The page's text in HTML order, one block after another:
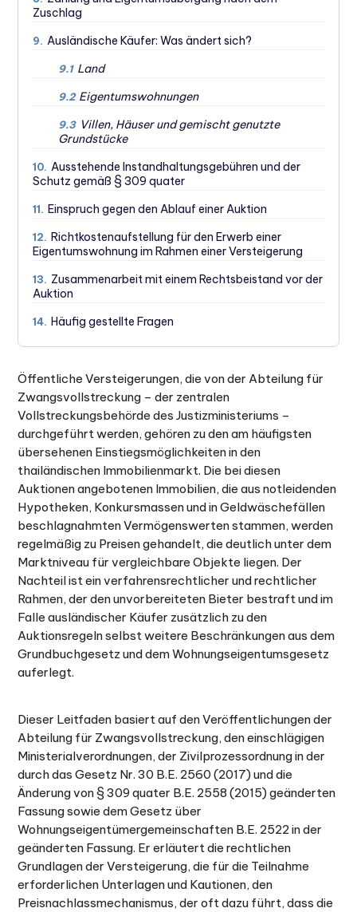
Zuschlag
9. Ausländische Käufer: Was ändert sich?
9.1 Land
9.2 Eigentumswohnungen
9.3 Villen, Häuser und gemischt genutzte
Grundstücke
10. Ausstehende Instandhaltungsgebühren und der
Schutz gemäß § 309 quater
11. Einspruch gegen den Ablauf einer Auktion
12. Richtkostenaufstellung für den Erwerb einer
Eigentumswohnung im Rahmen einer Versteigerung
13. Zusammenarbeit mit einem Rechtsbeistand vor der
Auktion
14. Häufig gestellte Fragen
Öffentliche Versteigerungen, die von der Abteilung für
Zwangsvollstreckung – der zentralen
Vollstreckungsbehörde des Justizministeriums –
durchgeführt werden, gehören zu den am häufigsten
übersehenen Einstiegsmöglichkeiten in den
thailändischen Immobilienmarkt. Die bei diesen
Auktionen angebotenen Immobilien, die aus notleidenden
Hypotheken, Konkursmassen und in Geldwäschefällen
beschlagnahmten Vermögenswerten stammen, werden
regelmäßig zu Preisen gehandelt, die deutlich unter dem
Marktniveau für vergleichbare Objekte liegen. Der
Nachteil ist ein verfahrensrechtlicher und rechtlicher
Rahmen, der den unvorbereiteten Bieter bestraft und im
Falle ausländischer Käufer zusätzlich zu den
Auktionsregeln selbst weitere Beschränkungen aus dem
Grundbuchgesetz und dem Wohnungseigentumsgesetz
auferlegt.
Dieser Leitfaden basiert auf den Veröffentlichungen der
Abteilung für Zwangsvollstreckung, den einschlägigen
Ministerialverordnungen, der Zivilprozessordnung in der
durch das Gesetz Nr. 30 B.E. 2560 (2017) und die
Änderung von § 309 quater B.E. 2558 (2015) geänderten
Fassung sowie dem Gesetz über
Wohnungseigentümergemeinschaften B.E. 2522 in der
geänderten Fassung. Er erläutert die rechtlichen
Grundlagen der Versteigerung, die für die Teilnahme
erforderlichen Unterlagen und Kautionen, den
Preisnachlassmechanismus, der oft dazu führt, dass die